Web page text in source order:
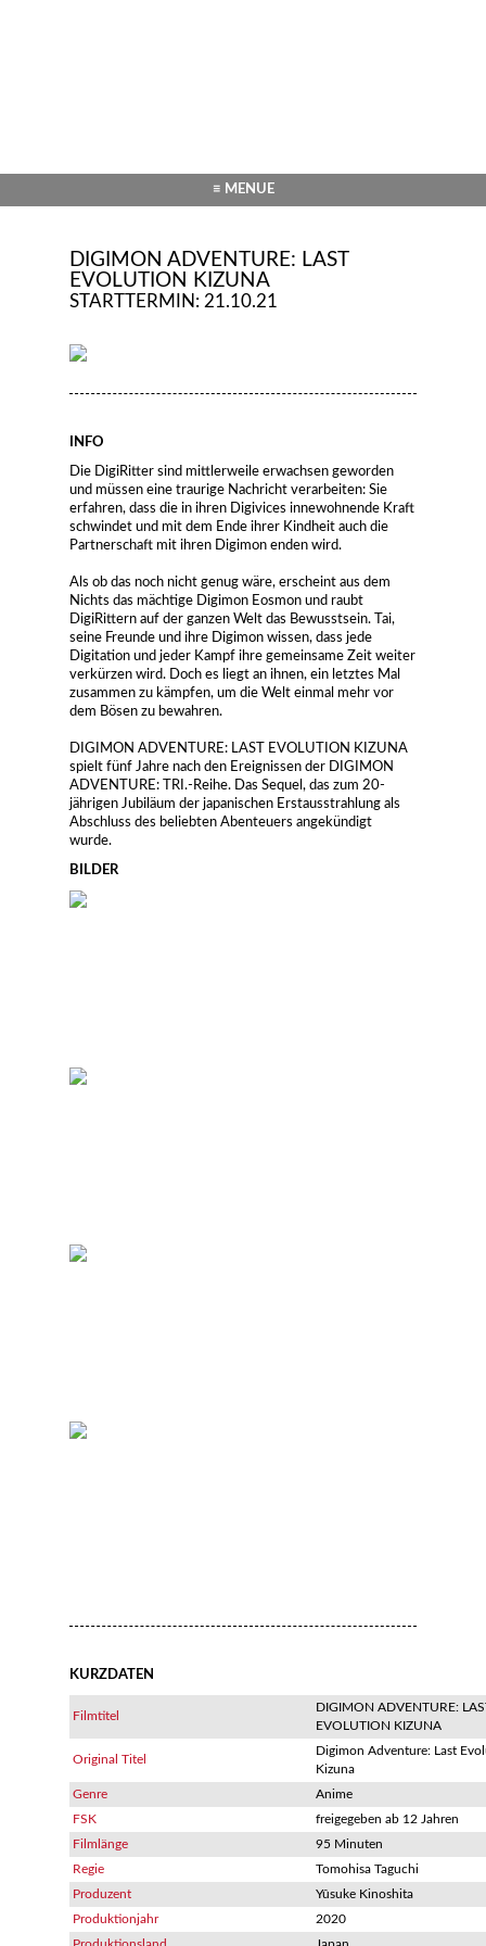
≡ MENUE
DIGIMON ADVENTURE: LAST
EVOLUTION KIZUNA
STARTTERMIN: 21.10.21
INFO
Die DigiRitter sind mittlerweile erwachsen geworden
und müssen eine traurige Nachricht verarbeiten: Sie
erfahren, dass die in ihren Digivices innewohnende Kraft
schwindet und mit dem Ende ihrer Kindheit auch die
Partnerschaft mit ihren Digimon enden wird.
Als ob das noch nicht genug wäre, erscheint aus dem
Nichts das mächtige Digimon Eosmon und raubt
DigiRittern auf der ganzen Welt das Bewusstsein. Tai,
seine Freunde und ihre Digimon wissen, dass jede
Digitation und jeder Kampf ihre gemeinsame Zeit weiter
verkürzen wird. Doch es liegt an ihnen, ein letztes Mal
zusammen zu kämpfen, um die Welt einmal mehr vor
dem Bösen zu bewahren.
DIGIMON ADVENTURE: LAST EVOLUTION KIZUNA
spielt fünf Jahre nach den Ereignissen der DIGIMON
ADVENTURE: TRI.-Reihe. Das Sequel, das zum 20-
jährigen Jubiläum der japanischen Erstausstrahlung als
Abschluss des beliebten Abenteuers angekündigt
wurde.
BILDER
KURZDATEN
Filmtitel
DIGIMON ADVENTURE:
EVOLUTION KIZUNA
Original Titel
Digimon Adventure: Last
Kizuna
Genre
Anime
FSK
freigegeben ab 12 Jahren
Filmlänge
95 Minuten
Regie
Tomohisa Taguchi
Produzent
Yûsuke Kinoshita
Produktionjahr
2020